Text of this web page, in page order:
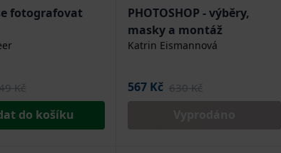
fotografovat
Kč
do košíku
PHOTOSHOP - výběry,
masky a montáž
Katrin Eismannová
567 Kč 630 Kč